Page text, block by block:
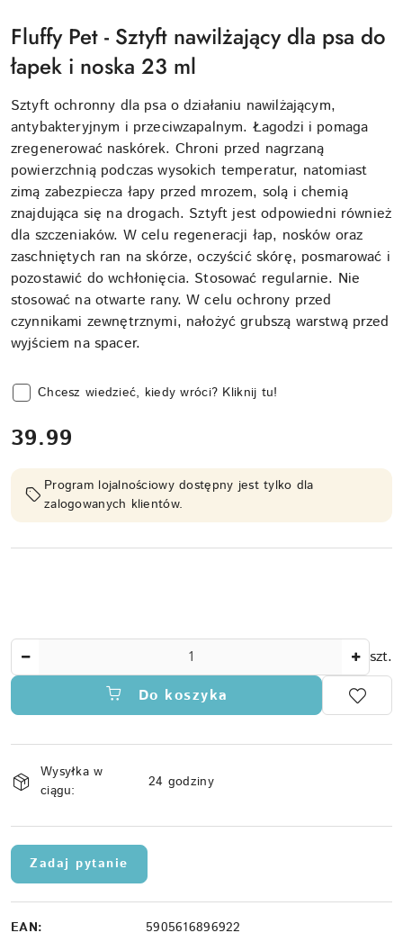
Fluffy Pet - Sztyft nawilżający dla psa do
łapek i noska 23 ml
Sztyft ochronny dla psa o działaniu nawilżającym,
antybakteryjnym i przeciwzapalnym. Łagodzi i pomaga
zregenerować naskórek. Chroni przed nagrzaną
powierzchnią podczas wysokich temperatur, natomiast
zimą zabezpiecza łapy przed mrozem, solą i chemią
znajdująca się na drogach. Sztyft jest odpowiedni również
dla szczeniaków. W celu regeneracji łap, nosków oraz
zaschniętych ran na skórze, oczyścić skórę, posmarować i
pozostawić do wchłonięcia. Stosować regularnie. Nie
stosować na otwarte rany. W celu ochrony przed
czynnikami zewnętrznymi, nałożyć grubszą warstwą przed
wyjściem na spacer.
Chcesz wiedzieć, kiedy wróci? Kliknij tu!
cena:
39.99
Program lojalnościowy dostępny jest tylko dla
zalogowanych klientów.
szt.
Do koszyka
i
dostawa
Wysyłka w
ciągu:
24 godziny
Zadaj pytanie
EAN: 5905616896922